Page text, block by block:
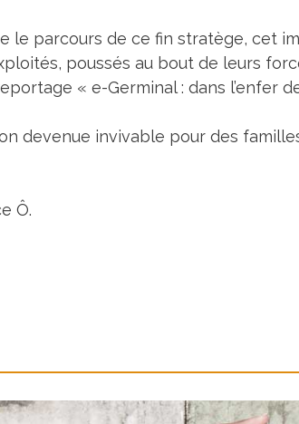
parcours de ce fin stratège, cet
poussés au bout de leurs
« e-Germinal : dans l’enfer
devenue invivable pour des
Ô.